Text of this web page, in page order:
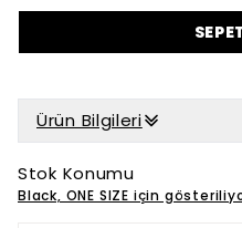
Ürün Bilgileri
Stok Konumu
Black, ONE SIZE için